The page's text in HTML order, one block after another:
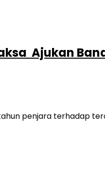
Ajukan
penjara terhadap